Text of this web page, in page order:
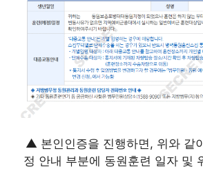
▲ 본인인증을 진행하면, 위와 같
정 안내 부분에 동원훈련 일자 및